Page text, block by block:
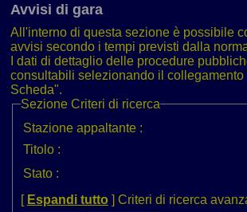
Avvisi di gara
All'interno di questa sezione è possibile
avvisi secondo i tempi previsti dalla
I dati di dettaglio delle procedure
consultabili selezionando il
Scheda".
Sezione Criteri di ricerca
Stazione appaltante :
Titolo :
Stato :
[ Espandi tutto ] Criteri di ricerca